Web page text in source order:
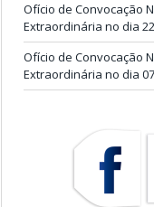
Ofício de Convocação
Extraordinária no dia
Ofício de Convocação
Extraordinária no dia